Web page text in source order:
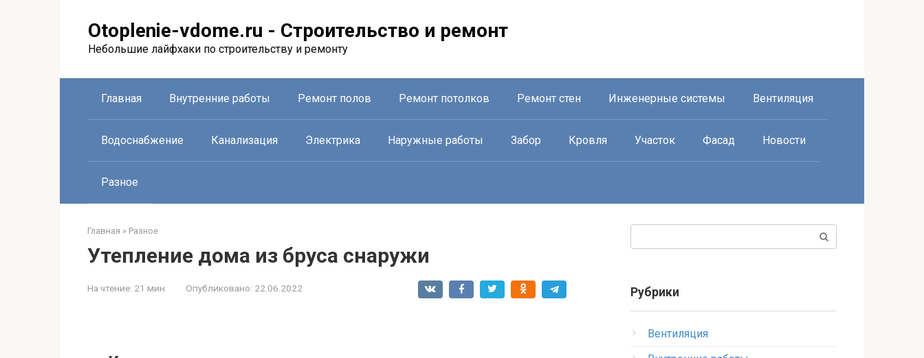
Otoplenie-vdome.ru - Строительство и ремонт
Небольшие лайфхаки по строительству и ремонту
Главная Внутренние работы Ремонт полов Ремонт потолков Ремонт стен Инженерные системы Вентиляция
Водоснабжение Канализация Электрика Наружные работы Забор Кровля Участок Фасад Новости
Разное
Главная » Разное
Утепление дома из бруса снаружи
На чтение: 21 мин Опубликовано: 22.06.2022 Рубрики
Вентиляция